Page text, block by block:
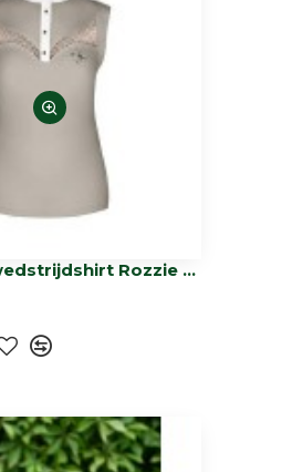
Fair Play wedstrijdshirt Rozzie mouwloos